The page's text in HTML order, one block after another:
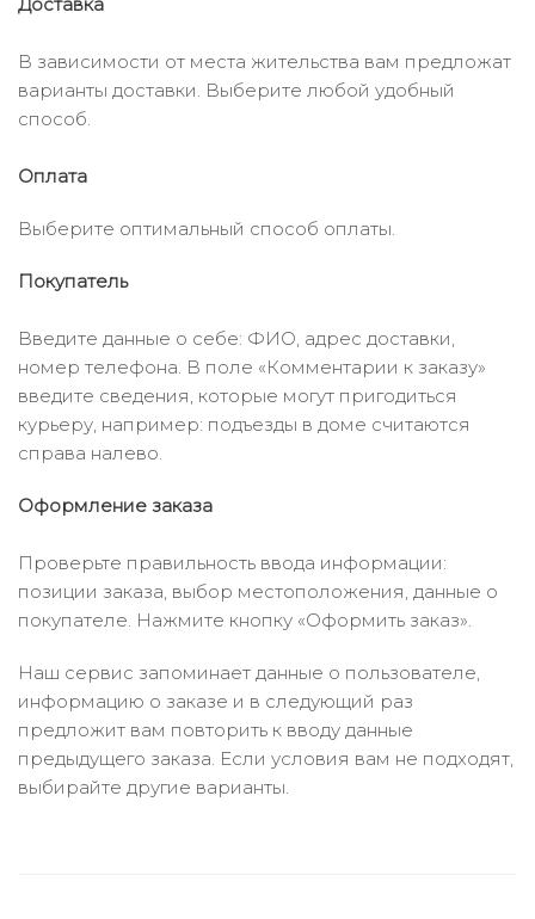
В зависимости от места жительства вам предложат
варианты доставки. Выберите любой удобный
способ.
Оплата
Выберите оптимальный способ оплаты.
Покупатель
Введите данные о себе: ФИО, адрес доставки,
номер телефона. В поле «Комментарии к заказу»
введите сведения, которые могут пригодиться
курьеру, например: подъезды в доме считаются
справа налево.
Оформление заказа
Проверьте правильность ввода информации:
позиции заказа, выбор местоположения, данные о
покупателе. Нажмите кнопку «Оформить заказ».
Наш сервис запоминает данные о пользователе,
информацию о заказе и в следующий раз
предложит вам повторить к вводу данные
предыдущего заказа. Если условия вам не подходят,
выбирайте другие варианты.